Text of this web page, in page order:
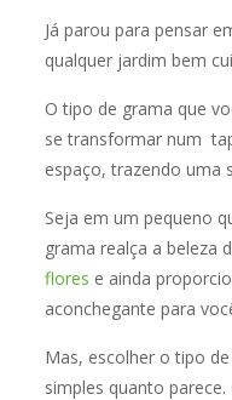
Já parou para pensar
qualquer jardim bem
O tipo de grama que
se transformar num
espaço, trazendo uma
Seja em um pequeno
grama realça a beleza
flores e ainda
aconchegante para
Mas, escolher o tipo
simples quanto